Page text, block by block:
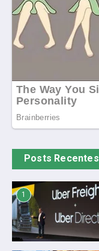
Posts Recentes
1